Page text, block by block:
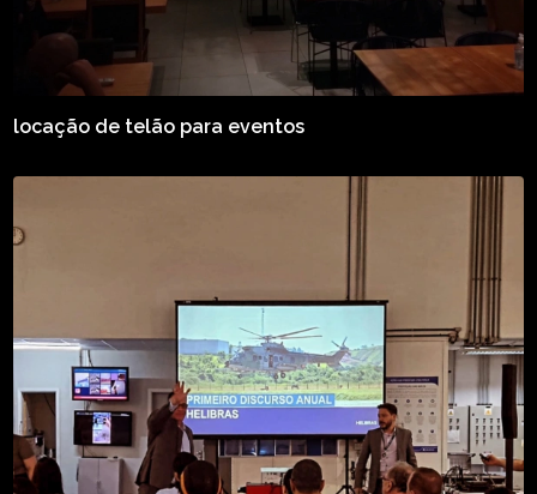
locação de telão para eventos